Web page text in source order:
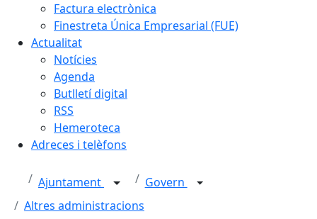
Factura electrònica
Finestreta Única Empresarial (FUE)
Actualitat
Notícies
Agenda
Butlletí digital
RSS
Hemeroteca
Adreces i telèfons
Ajuntament
Govern
Altres administracions